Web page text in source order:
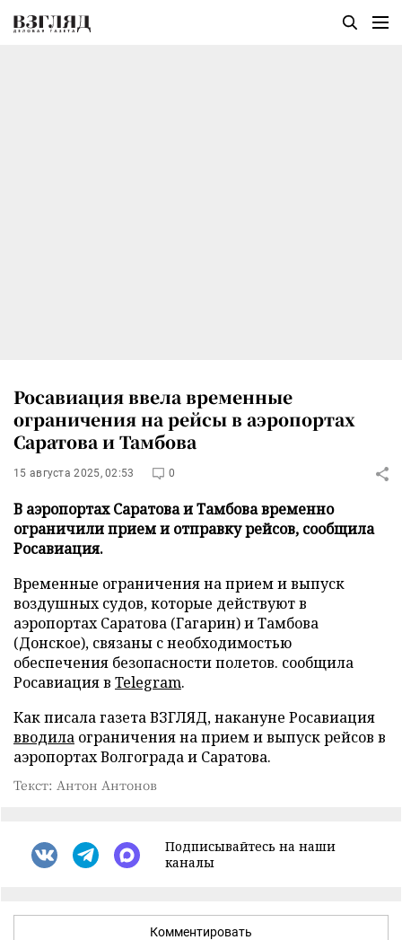
Росавиация ввела временные
ограничения на рейсы в аэропортах
Саратова и Тамбова
15 августа 2025, 02:53 0
В аэропортах Саратова и Тамбова временно
ограничили прием и отправку рейсов, сообщила
Росавиация.
Временные ограничения на прием и выпуск
воздушных судов, которые действуют в
аэропортах Саратова (Гагарин) и Тамбова
(Донское), связаны с необходимостью
обеспечения безопасности полетов. сообщила
Росавиация в Telegram.
Как писала газета ВЗГЛЯД, накануне Росавиация
вводила ограничения на прием и выпуск рейсов в
аэропортах Волгограда и Саратова.
Текст: Антон Антонов
Подписывайтесь на наши
каналы
Комментировать